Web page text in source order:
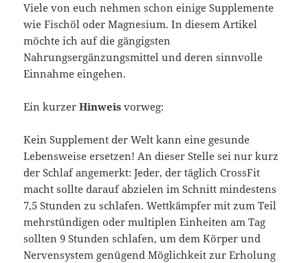
Viele von euch nehmen schon einige Supplemente
wie Fischöl oder Magnesium. In diesem Artikel
möchte ich auf die gängigsten
Nahrungsergänzungsmittel und deren sinnvolle
Einnahme eingehen.
Ein kurzerHinweis vorweg:
Kein Supplement der Welt kann eine gesunde
Lebensweise ersetzen! An dieser Stelle sei nur kurz
der Schlaf angemerkt: Jeder, der täglich CrossFit
macht sollte darauf abzielen im Schnitt mindestens
7,5 Stunden zu schlafen. Wettkämpfer mit zum Teil
mehrstündigen oder multiplen Einheiten am Tag
sollten 9 Stunden schlafen, um dem Körper und
Nervensystem genügend Möglichkeit zur Erholung